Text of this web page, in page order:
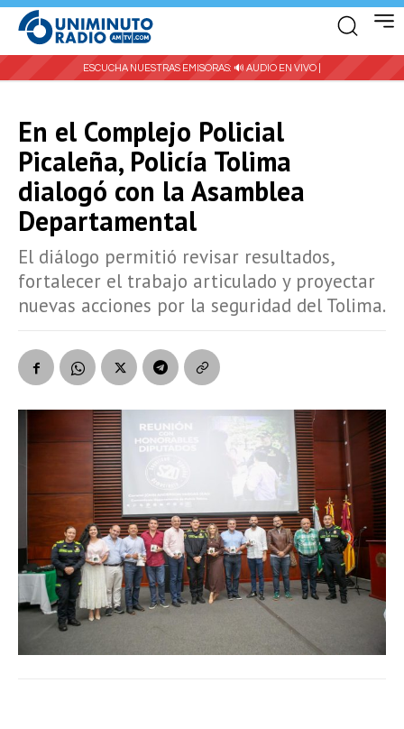
ESCUCHA NUESTRAS EMISORAS: 🔊 AUDIO EN VIVO |
En el Complejo Policial
Picaleña, Policía Tolima
dialogó con la Asamblea
Departamental
El diálogo permitió revisar resultados,
fortalecer el trabajo articulado y proyectar
nuevas acciones por la seguridad del Tolima.